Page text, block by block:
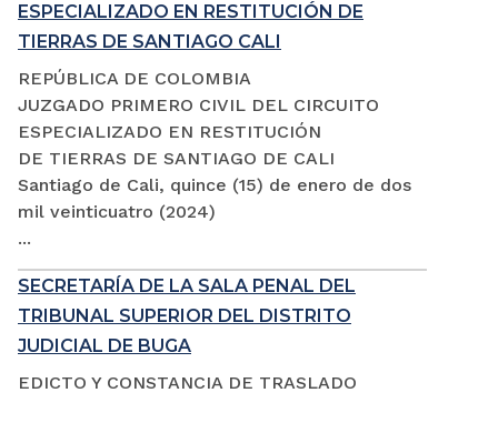
ESPECIALIZADO EN RESTITUCIÓN DE
TIERRAS DE SANTIAGO CALI
REPÚBLICA DE COLOMBIA
JUZGADO PRIMERO CIVIL DEL CIRCUITO
ESPECIALIZADO EN RESTITUCIÓN
DE TIERRAS DE SANTIAGO DE CALI
Santiago de Cali, quince (15) de enero de dos
mil veinticuatro (2024)
...
SECRETARÍA DE LA SALA PENAL DEL
TRIBUNAL SUPERIOR DEL DISTRITO
JUDICIAL DE BUGA
EDICTO Y CONSTANCIA DE TRASLADO